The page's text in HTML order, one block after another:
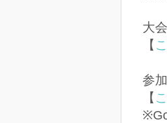
大
【
参
【